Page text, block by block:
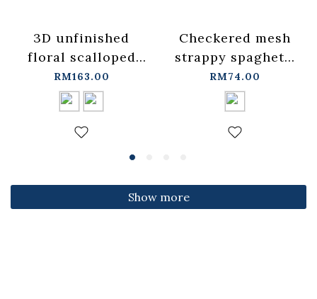
3D unfinished
floral scalloped
jeans, available in
two colors, sizes
S/M/L.
【04011891】in
stock+pre-order
RM163.00
Checkered mesh
strappy spaghetti
strap cover-up
vest -
blue【01099697】
in stock+pre-order
RM74.00
Show more